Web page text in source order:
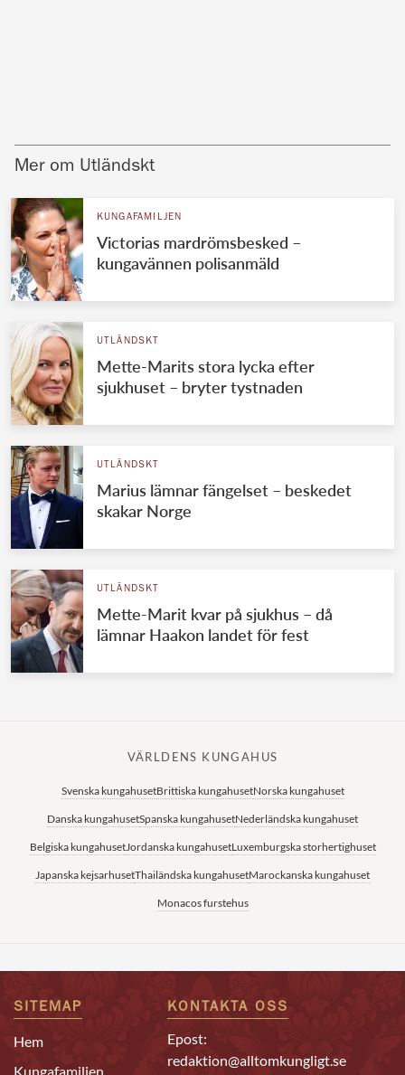
Mer om Utländskt
KUNGAFAMILJEN
Victorias mardrömsbesked –
kungavännen polisanmäld
UTLÄNDSKT
Mette-Marits stora lycka efter
sjukhuset – bryter tystnaden
UTLÄNDSKT
Marius lämnar fängelset – beskedet
skakar Norge
UTLÄNDSKT
Mette-Marit kvar på sjukhus – då
lämnar Haakon landet för fest
VÄRLDENS KUNGAHUS
Svenska kungahusetBrittiska kungahusetNorska kungahuset
Danska kungahusetSpanska kungahusetNederländska kungahuset
Belgiska kungahusetJordanska kungahusetLuxemburgska storhertighuset
Japanska kejsarhusetThailändska kungahusetMarockanska kungahuset
Monacos furstehus
SITEMAP
Hem
Kungafamiljen
KONTAKTA OSS
Epost:
redaktion@alltomkungligt.se